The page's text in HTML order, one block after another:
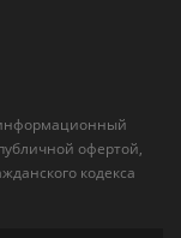
офертой,
кодекса